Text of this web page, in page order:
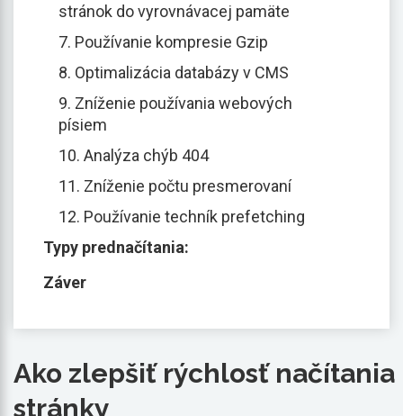
stránok do vyrovnávacej pamäte
7. Používanie kompresie Gzip
8. Optimalizácia databázy v CMS
9. Zníženie používania webových
písiem
10. Analýza chýb 404
11. Zníženie počtu presmerovaní
12. Používanie techník prefetching
Typy prednačítania:
Záver
Ako zlepšiť rýchlosť načítania
stránky